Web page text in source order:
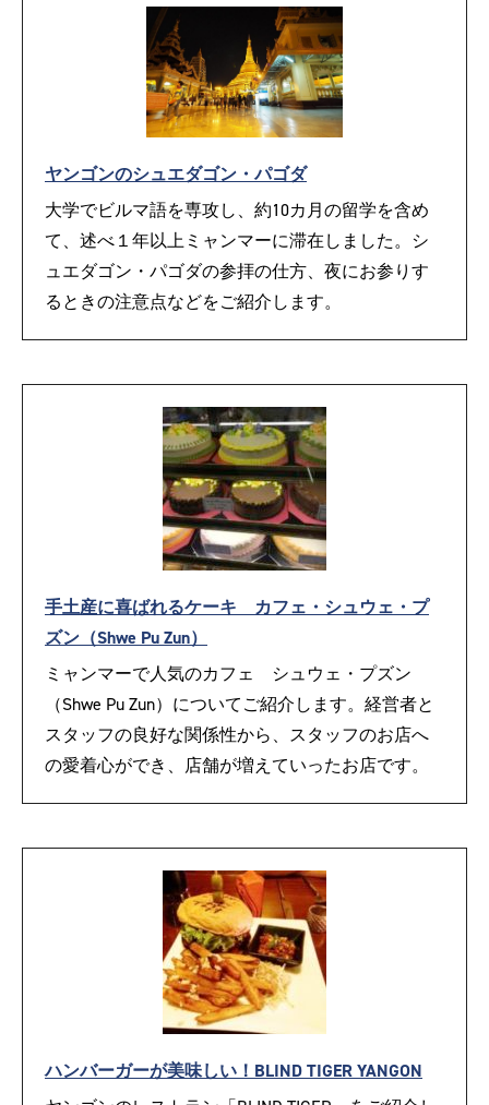
ヤンゴンのシュエダゴン・パゴダ
大学でビルマ語を専攻し、約10カ月の留学を含め
て、述べ１年以上ミャンマーに滞在しました。シ
ュエダゴン・パゴダの参拝の仕方、夜にお参りす
るときの注意点などをご紹介します。
手土産に喜ばれるケーキ カフェ・シュウェ・プ
ズン（Shwe Pu Zun）
ミャンマーで人気のカフェ シュウェ・プズン
（Shwe Pu Zun）についてご紹介します。経営者と
スタッフの良好な関係性から、スタッフのお店へ
の愛着心ができ、店舗が増えていったお店です。
ハンバーガーが美味しい！BLIND TIGER YANGON